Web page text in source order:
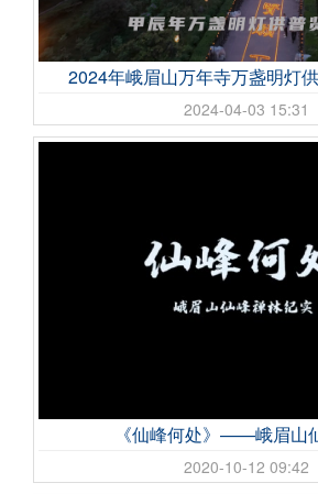
2024年峨眉山万年寺万盏明灯
2024-04-03 15:31
《仙峰何处》——峨眉山
2020-10-12 09:42